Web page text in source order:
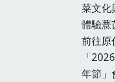
菜文化
體驗薏
前往原
「
年節」